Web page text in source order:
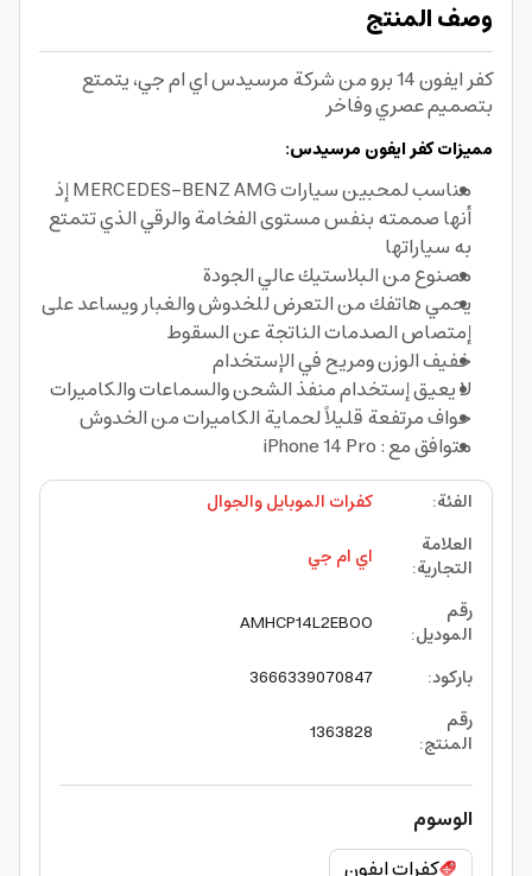
وصف المنتج
كفر ايفون 14 برو من شركة مرسيدس اي ام جي، يتمتع
بتصميم عصري وفاخر
مميزات كفر ايفون مرسيدس:
مناسب لمحبين سيارات MERCEDES-BENZ AMG إذ
أنها صممته بنفس مستوى الفخامة والرقي الذي تتمتع
به سياراتها
مصنوع من البلاستيك عالي الجودة
يحمي هاتفك من التعرض للخدوش والغبار ويساعد على
إمتصاص الصدمات الناتجة عن السقوط
خفيف الوزن ومريح في الإستخدام
لا يعيق إستخدام منفذ الشحن والسماعات والكاميرات
حواف مرتفعة قليلاً لحماية الكاميرات من الخدوش
متوافق مع : iPhone 14 Pro
الفئة:
كفرات الموبايل والجوال
العلامة
التجارية:
اي ام جي
رقم
الموديل:
AMHCP14L2EBOO
باركود:
3666339070847
رقم
المنتج:
1363828
الوسوم
كفرات ايفون